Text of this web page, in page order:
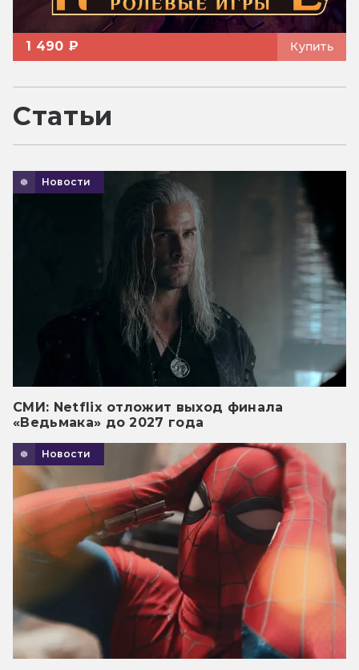
1 490 ₽ Купить
Статьи
Новости
СМИ: Netflix отложит выход финала
«Ведьмака» до 2027 года
Новости